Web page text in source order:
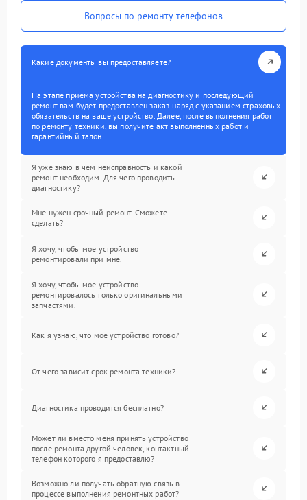
Вопросы по ремонту телефонов
Какие документы вы предоставляете?
На этапе приема устройства на диагностику и последующий
ремонт вам будет предоставлен заказ-наряд с указанием страховых
обязательств на ваше устройство. Далее, после выполнения работ
по ремонту техники, вы получите акт выполненных работ и
гарантийный талон.
Я уже знаю в чем неисправность и какой
ремонт необходим. Для чего проводить
диагностику?
Мне нужен срочный ремонт. Сможете
сделать?
Я хочу, чтобы мое устройство
ремонтировали при мне.
Я хочу, чтобы мое устройство
ремонтировалось только оригинальными
запчастями.
Как я узнаю, что мое устройство готово?
От чего зависит срок ремонта техники?
Диагностика проводится бесплатно?
Может ли вместо меня принять устройство
после ремонта другой человек, контактный
телефон которого я предоставлю?
Возможно ли получать обратную связь в
процессе выполнения ремонтных работ?